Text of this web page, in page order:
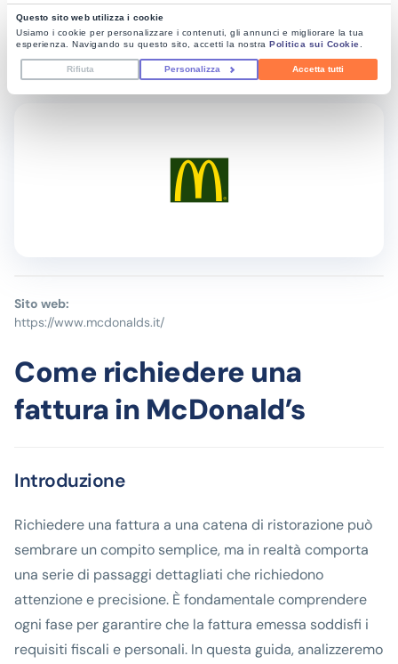
Questo sito web utilizza i cookie
Usiamo i cookie per personalizzare i contenuti, gli annunci e migliorare la tua
esperienza. Navigando su questo sito, accetti la nostra Politica sui Cookie
Accetta tutti
Personalizza
Rifiuta
Sito web:
https://www.mcdonalds.it/
Come richiedere una
fattura in McDonald’s
Introduzione
Richiedere una fattura a una catena di ristorazione può
sembrare un compito semplice, ma in realtà comporta
una serie di passaggi dettagliati che richiedono
attenzione e precisione. È fondamentale comprendere
ogni fase per garantire che la fattura emessa soddisfi i
requisiti fiscali e personali. In questa guida, analizzeremo